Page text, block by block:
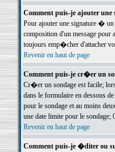
Comment puis-je ajouter une
Pour ajouter une signature �
composition d'un message
toujours emp�cher d'attacher
Revenir en haut de page
Comment puis-je cr�er un
Cr�er un sondage est facile;
dans le formulaire en dessous
pour le sondage et au moins
une date limite pour le
Revenir en haut de page
Comment puis-je �diter ou